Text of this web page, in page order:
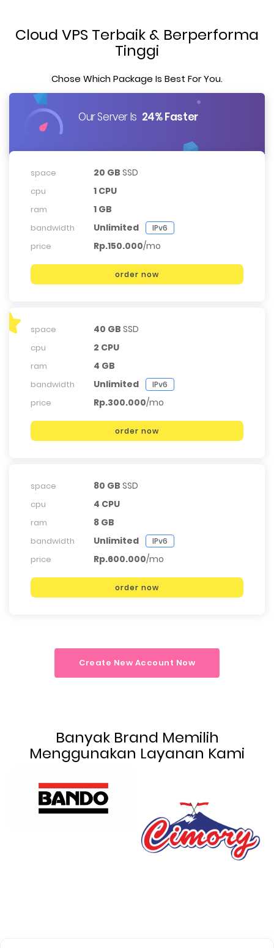
Cloud VPS Terbaik & Berperforma
Tinggi
Chose Which Package Is Best For You.
Our Server Is 24% Faster
space 20 GB SSD
cpu 1 CPU
ram 1 GB
bandwidth Unlimited IPv6
price Rp.150.000/mo
order now
space 40 GB SSD
cpu 2 CPU
ram 4 GB
bandwidth Unlimited IPv6
price Rp.300.000/mo
order now
space 80 GB SSD
cpu 4 CPU
ram 8 GB
bandwidth Unlimited IPv6
price Rp.600.000/mo
order now
Create New Account Now
Banyak Brand Memilih
Menggunakan Layanan Kami